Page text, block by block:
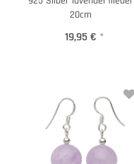
20cm
19,95 € *